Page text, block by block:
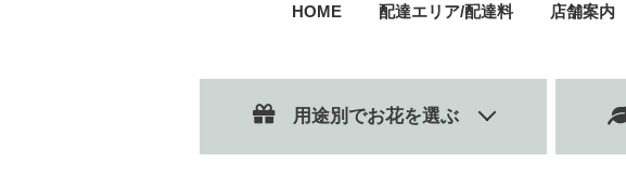
HOME 配達エリア/配達料 店舗案内
用途別でお花を選ぶ